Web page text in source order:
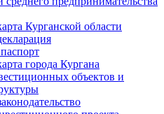
Курганской области
города Кургана
объектов и